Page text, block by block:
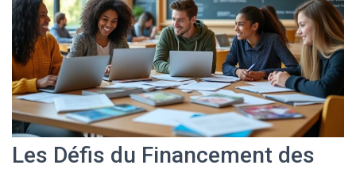
Les Défis du Financement des